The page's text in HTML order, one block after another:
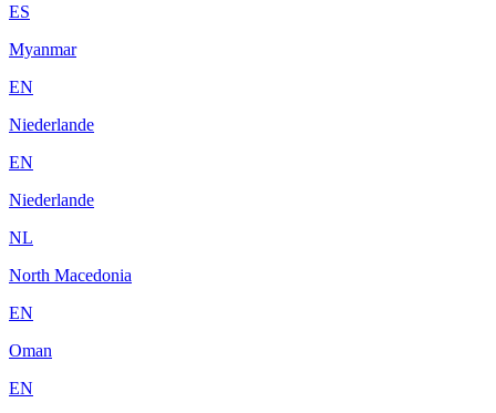
ES
Myanmar
EN
Niederlande
EN
Niederlande
NL
North Macedonia
EN
Oman
EN